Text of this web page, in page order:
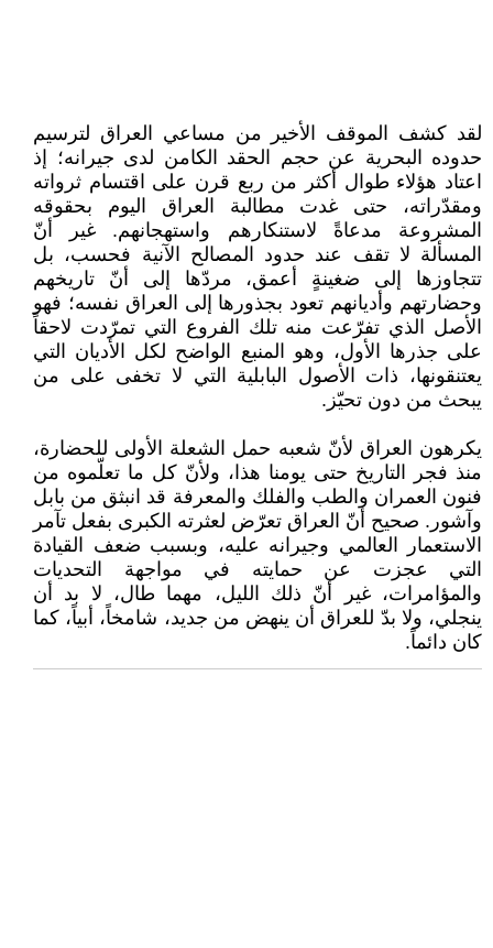
لقد كشف الموقف الأخير من مساعي العراق لترسيم
حدوده البحرية عن حجم الحقد الكامن لدى جيرانه؛ إذ
اعتاد هؤلاء طوال أكثر من ربع قرن على اقتسام ثرواته
ومقدّراته، حتى غدت مطالبة العراق اليوم بحقوقه
المشروعة مدعاةً لاستنكارهم واستهجانهم. غير أنّ
المسألة لا تقف عند حدود المصالح الآنية فحسب، بل
تتجاوزها إلى ضغينةٍ أعمق، مردّها إلى أنّ تاريخهم
وحضارتهم وأديانهم تعود بجذورها إلى العراق نفسه؛ فهو
الأصل الذي تفرّعت منه تلك الفروع التي تمرّدت لاحقاً
على جذرها الأول، وهو المنبع الواضح لكل الأديان التي
يعتنقونها، ذات الأصول البابلية التي لا تخفى على من
يبحث من دون تحيّز.
يكرهون العراق لأنّ شعبه حمل الشعلة الأولى للحضارة،
منذ فجر التاريخ حتى يومنا هذا، ولأنّ كل ما تعلّموه من
فنون العمران والطب والفلك والمعرفة قد انبثق من بابل
وآشور. صحيح أنّ العراق تعرّض لعثرته الكبرى بفعل تآمر
الاستعمار العالمي وجيرانه عليه، وبسبب ضعف القيادة
التي عجزت عن حمايته في مواجهة التحديات
والمؤامرات، غير أنّ ذلك الليل، مهما طال، لا بد أن
ينجلي، ولا بدّ للعراق أن ينهض من جديد، شامخاً، أبياً، كما
كان دائماً.